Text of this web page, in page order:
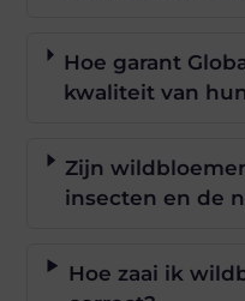
Hoe garant
kwaliteit van
Zijn
insecten en de
Hoe zaai ik